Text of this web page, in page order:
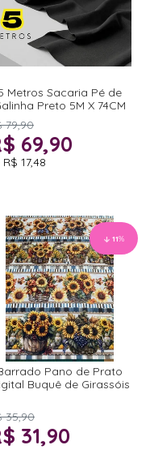
Metros Sacaria Pé de
Preto 5M X 74CM
79,90
69,90
R$ 17,48
11%
Pano de Prato
Buquê de Girassóis
35,90
31,90